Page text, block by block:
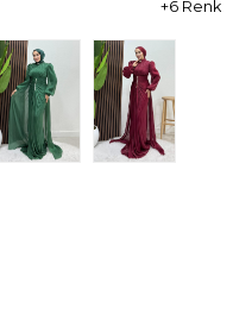
+6 Renk